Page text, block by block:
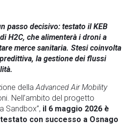
passo decisivo: testato il KEB
H2C, che alimenterà i droni a
merce sanitaria. Stesi coinvolta
la gestione dei flussi
dellaAdvanced Air Mobility
Nell’ambito del progetto
Sandbox”, il 6 maggio 2026 è
con successo a Osnago